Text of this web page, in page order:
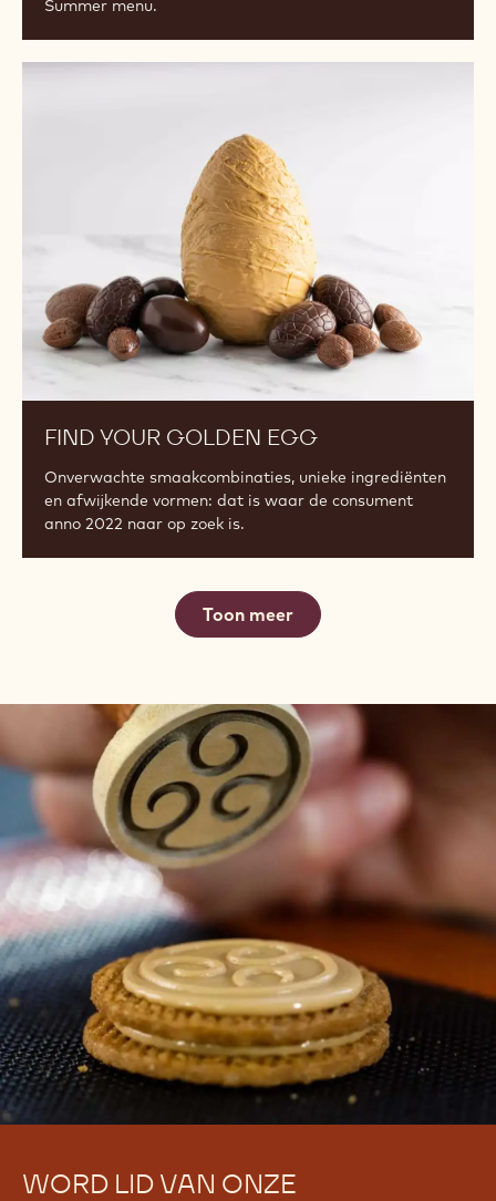
Summer menu.
FIND YOUR GOLDEN EGG
Onverwachte smaakcombinaties, unieke ingrediënten
en afwijkende vormen: dat is waar de consument
anno 2022 naar op zoek is.
Toon meer
WORD LID VAN ONZE